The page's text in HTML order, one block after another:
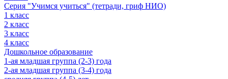
Серия "Учимся учиться" (тетради, гриф НИО)
1 класс
2 класс
3 класс
4 класс
Дошкольное образование
1-ая младшая группа (2-3) года
2-ая младшая группа (3-4) года